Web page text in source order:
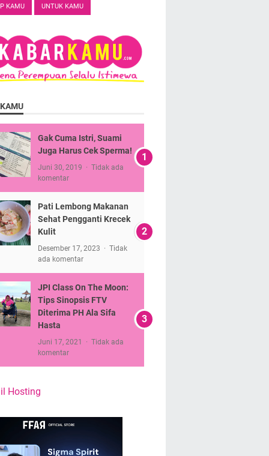
KAMU UNTUK KAMU
Gak Cuma Istri, Suami
Juga Harus Cek Sperma!
Juni 30, 2019
Tidak ada
komentar
Pati Lembong Makanan
Sehat Pengganti Krecek
Kulit
Desember 17, 2023
Tidak
ada komentar
JPI Class On The Moon:
Tips Sinopsis FTV
Diterima PH Ala Sifa
Hasta
Juni 17, 2021
Tidak ada
komentar